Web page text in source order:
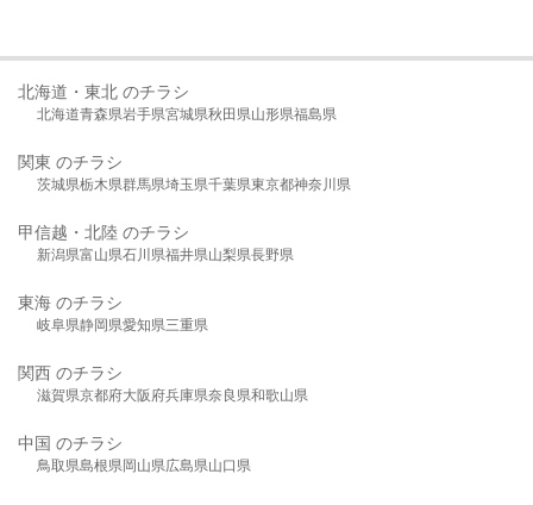
北海道・東北 のチラシ
北海道青森県岩手県宮城県秋田県山形県福島県
関東 のチラシ
茨城県栃木県群馬県埼玉県千葉県東京都神奈川県
甲信越・北陸 のチラシ
新潟県富山県石川県福井県山梨県長野県
東海 のチラシ
岐阜県静岡県愛知県三重県
関西 のチラシ
滋賀県京都府大阪府兵庫県奈良県和歌山県
中国 のチラシ
鳥取県島根県岡山県広島県山口県